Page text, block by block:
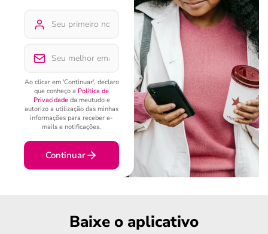
Ao clicar em 'Continuar', declaro
que conheço a Política de
Privacidadeda meutudo e
autorizo a utilização das minhas
informações para receber e-
mails e notificações.
Continuar
Baixe o aplicativo